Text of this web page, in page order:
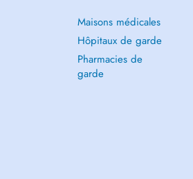
Maisons médicales
Hôpitaux de garde
Pharmacies de
garde